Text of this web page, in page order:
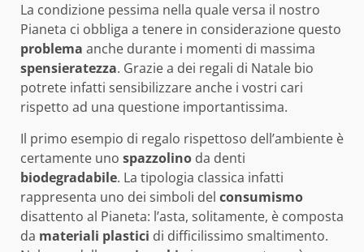
La condizione pessima nella quale versa il nostro
Pianeta ci obbliga a tenere in considerazione questo
problema anche durante i momenti di massima
spensieratezza. Grazie a dei regali di Natale bio
potrete infatti sensibilizzare anche i vostri cari
rispetto ad una questione importantissima.
Il primo esempio di regalo rispettoso dell’ambiente è
certamente uno spazzolino da denti
biodegradabile. La tipologia classica infatti
rappresenta uno dei simboli del consumismo
disattento al Pianeta: l’asta, solitamente, è composta
da materiali plastici di difficilissimo smaltimento.